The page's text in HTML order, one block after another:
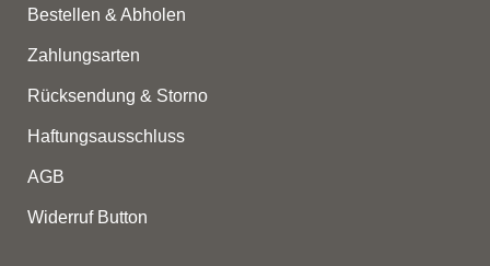
Bestellen & Abholen
Zahlungsarten
Rücksendung & Storno
Haftungsausschluss
AGB
Widerruf Button